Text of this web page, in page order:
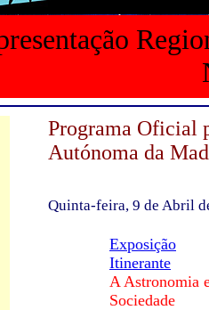
Programa Oficial
Autónoma da
Quinta-feira, 9 de Abril
Exposição
Itinerante
A Astronomia
Sociedade